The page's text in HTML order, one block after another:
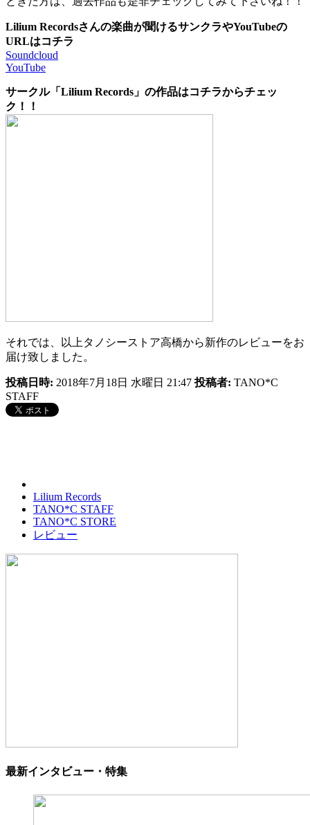
Lilium Recordsさんの楽曲が聞けるサンクラやYouTubeの
URLはコチラ
Soundcloud
YouTube
サークル「Lilium Records」の作品はコチラからチェッ
ク！！
それでは、以上タノシーストア高橋から新作のレビューをお
届け致しました。
投稿日時: 2018年7月18日 水曜日 21:47 投稿者: TANO*C
STAFF
Lilium Records
TANO*C STAFF
TANO*C STORE
レビュー
最新インタビュー・特集